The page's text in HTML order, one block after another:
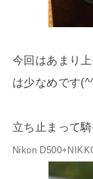
今回はあまり
は少なめです
立ち止まって
Nikon